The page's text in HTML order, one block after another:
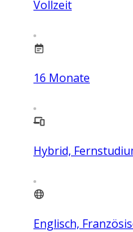
Vollzeit
16 Monate
Hybrid,
Englisch,